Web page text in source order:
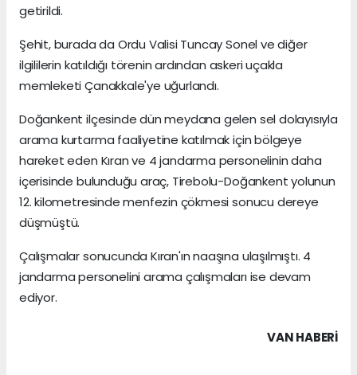
getirildi.
Şehit, burada da Ordu Valisi Tuncay Sonel ve diğer
ilgililerin katıldığı törenin ardından askeri uçakla
memleketi Çanakkale'ye uğurlandı.
Doğankent ilçesinde dün meydana gelen sel dolayısıyla
arama kurtarma faaliyetine katılmak için bölgeye
hareket eden Kıran ve 4 jandarma personelinin daha
içerisinde bulunduğu araç, Tirebolu-Doğankent yolunun
12. kilometresinde menfezin çökmesi sonucu dereye
düşmüştü.
Çalışmalar sonucunda Kıran'ın naaşına ulaşılmıştı. 4
jandarma personelini arama çalışmaları ise devam
ediyor.
VAN HABERİ